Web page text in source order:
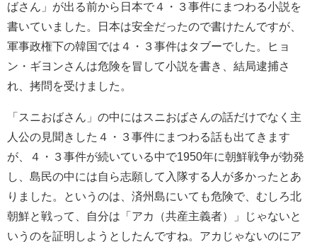
ばさん」が出る前から日本で４・３事件にまつわる小説を
書いていました。日本は安全だったので書けたんですが、
軍事政権下の韓国では４・３事件はタブーでした。ヒョ
ン・ギヨンさんは危険を冒して小説を書き、結局逮捕さ
れ、拷問を受けました。
「スニおばさん」の中にはスニおばさんの話だけでなく主
人公の見聞きした４・３事件にまつわる話も出てきます
が、４・３事件が続いている中で1950年に朝鮮戦争が勃発
し、島民の中には自ら志願して入隊する人が多かったとあ
りました。というのは、済州島にいても危険で、むしろ北
朝鮮と戦って、自分は「アカ（共産主義者）」じゃないと
いうのを証明しようとしたんですね。アカじゃないのにア